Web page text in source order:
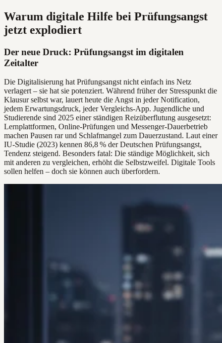
Warum digitale Hilfe bei Prüfungsangst
jetzt explodiert
Der neue Druck: Prüfungsangst im digitalen
Zeitalter
Die Digitalisierung hat Prüfungsangst nicht einfach ins Netz
verlagert – sie hat sie potenziert. Während früher der Stresspunkt die
Klausur selbst war, lauert heute die Angst in jeder Notification,
jedem Erwartungsdruck, jeder Vergleichs-App. Jugendliche und
Studierende sind 2025 einer ständigen Reizüberflutung ausgesetzt:
Lernplattformen, Online-Prüfungen und Messenger-Dauerbetrieb
machen Pausen rar und Schlafmangel zum Dauerzustand. Laut einer
IU-Studie (2023) kennen 86,8 % der Deutschen Prüfungsangst,
Tendenz steigend. Besonders fatal: Die ständige Möglichkeit, sich
mit anderen zu vergleichen, erhöht die Selbstzweifel. Digitale Tools
sollen helfen – doch sie können auch überfordern.